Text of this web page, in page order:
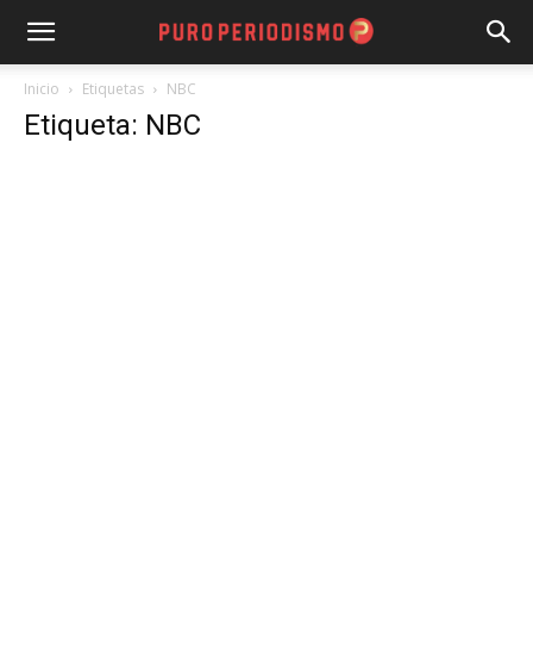
Inicio Etiquetas NBC
Etiqueta: NBC